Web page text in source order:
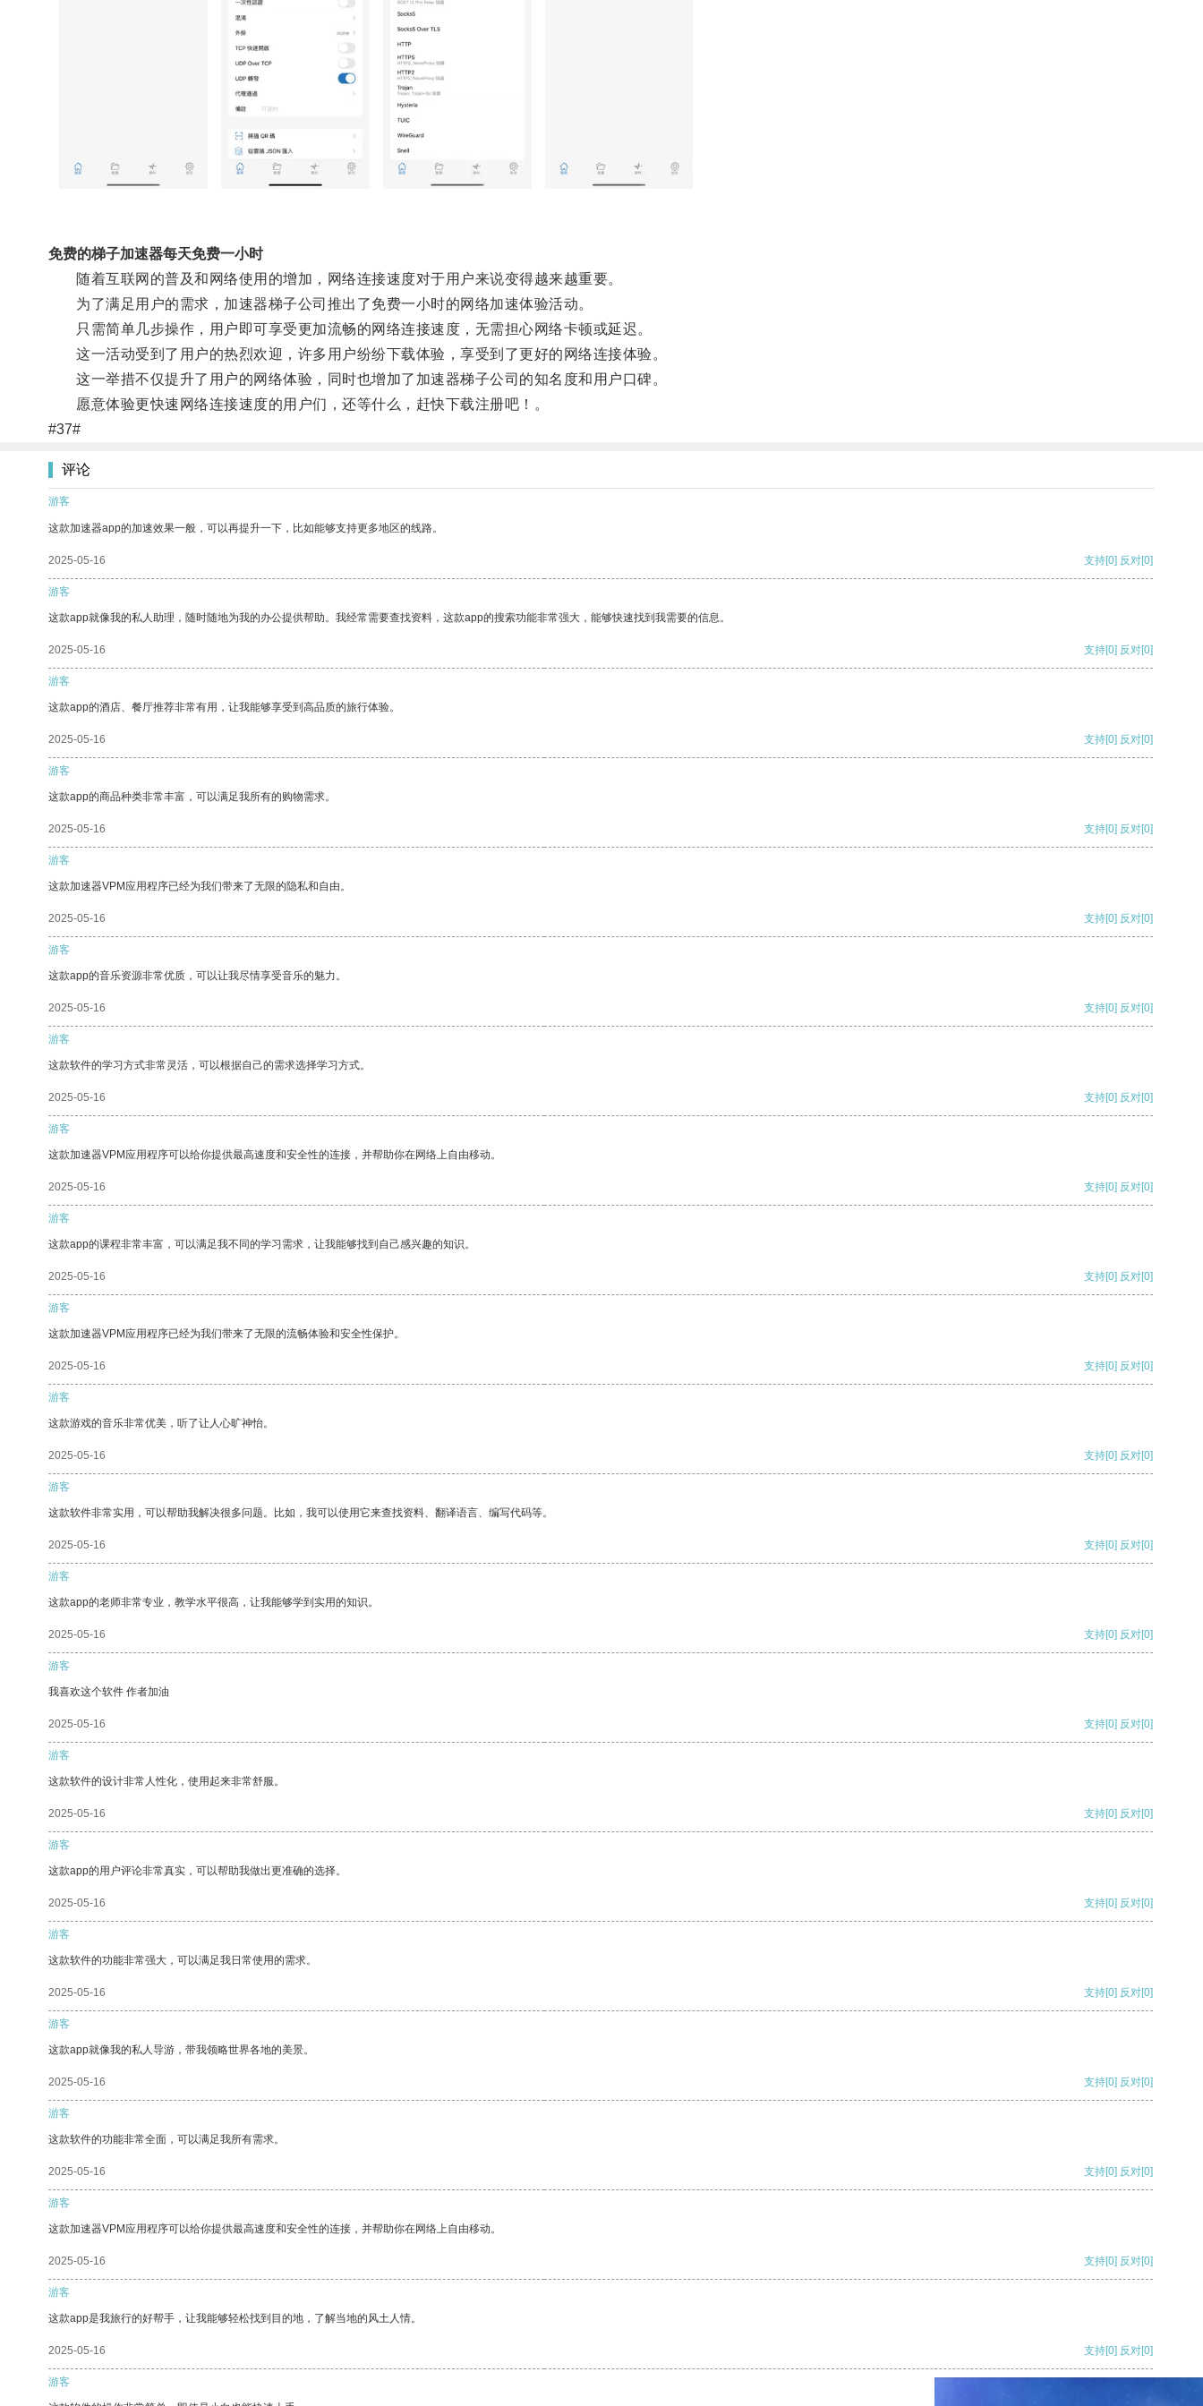
免费的梯子加速器每天免费一小时
随着互联网的普及和网络使用的增加，网络连接速度对于用户来说变得越来越重要。
为了满足用户的需求，加速器梯子公司推出了免费一小时的网络加速体验活动。
只需简单几步操作，用户即可享受更加流畅的网络连接速度，无需担心网络卡顿或延迟。
这一活动受到了用户的热烈欢迎，许多用户纷纷下载体验，享受到了更好的网络连接体验。
这一举措不仅提升了用户的网络体验，同时也增加了加速器梯子公司的知名度和用户口碑。
愿意体验更快速网络连接速度的用户们，还等什么，赶快下载注册吧！。
#37#
评论
游客
这款加速器app的加速效果一般，可以再提升一下，比如能够支持更多地区的线路。
2025-05-16 支持[0] 反对[0]
游客
这款app就像我的私人助理，随时随地为我的办公提供帮助。我经常需要查找资料，这款app的搜索功能非常强大，能够快速找到我需要的信息。
2025-05-16 支持[0] 反对[0]
游客
这款app的酒店、餐厅推荐非常有用，让我能够享受到高品质的旅行体验。
2025-05-16 支持[0] 反对[0]
游客
这款app的商品种类非常丰富，可以满足我所有的购物需求。
2025-05-16 支持[0] 反对[0]
游客
这款加速器VPM应用程序已经为我们带来了无限的隐私和自由。
2025-05-16 支持[0] 反对[0]
游客
这款app的音乐资源非常优质，可以让我尽情享受音乐的魅力。
2025-05-16 支持[0] 反对[0]
游客
这款软件的学习方式非常灵活，可以根据自己的需求选择学习方式。
2025-05-16 支持[0] 反对[0]
游客
这款加速器VPM应用程序可以给你提供最高速度和安全性的连接，并帮助你在网络上自由移动。
2025-05-16 支持[0] 反对[0]
游客
这款app的课程非常丰富，可以满足我不同的学习需求，让我能够找到自己感兴趣的知识。
2025-05-16 支持[0] 反对[0]
游客
这款加速器VPM应用程序已经为我们带来了无限的流畅体验和安全性保护。
2025-05-16 支持[0] 反对[0]
游客
这款游戏的音乐非常优美，听了让人心旷神怡。
2025-05-16 支持[0] 反对[0]
游客
这款软件非常实用，可以帮助我解决很多问题。比如，我可以使用它来查找资料、翻译语言、编写代码等。
2025-05-16 支持[0] 反对[0]
游客
这款app的老师非常专业，教学水平很高，让我能够学到实用的知识。
2025-05-16 支持[0] 反对[0]
游客
我喜欢这个软件 作者加油
2025-05-16 支持[0] 反对[0]
游客
这款软件的设计非常人性化，使用起来非常舒服。
2025-05-16 支持[0] 反对[0]
游客
这款app的用户评论非常真实，可以帮助我做出更准确的选择。
2025-05-16 支持[0] 反对[0]
游客
这款软件的功能非常强大，可以满足我日常使用的需求。
2025-05-16 支持[0] 反对[0]
游客
这款app就像我的私人导游，带我领略世界各地的美景。
2025-05-16 支持[0] 反对[0]
游客
这款软件的功能非常全面，可以满足我所有需求。
2025-05-16 支持[0] 反对[0]
游客
这款加速器VPM应用程序可以给你提供最高速度和安全性的连接，并帮助你在网络上自由移动。
2025-05-16 支持[0] 反对[0]
游客
这款app是我旅行的好帮手，让我能够轻松找到目的地，了解当地的风土人情。
2025-05-16 支持[0] 反对[0]
游客